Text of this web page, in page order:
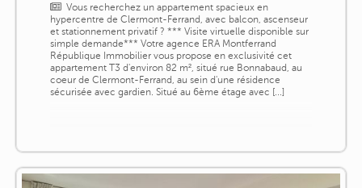
Vous recherchez un appartement spacieux en
hypercentre de Clermont-Ferrand, avec balcon, ascenseur
et stationnement privatif ? *** Visite virtuelle disponible sur
simple demande*** Votre agence ERA Montferrand
République Immobilier vous propose en exclusivité cet
appartement T3 d'environ 82 m², situé rue Bonnabaud, au
coeur de Clermont-Ferrand, au sein d'une résidence
sécurisée avec gardien. Situé au 6ème étage avec [...]